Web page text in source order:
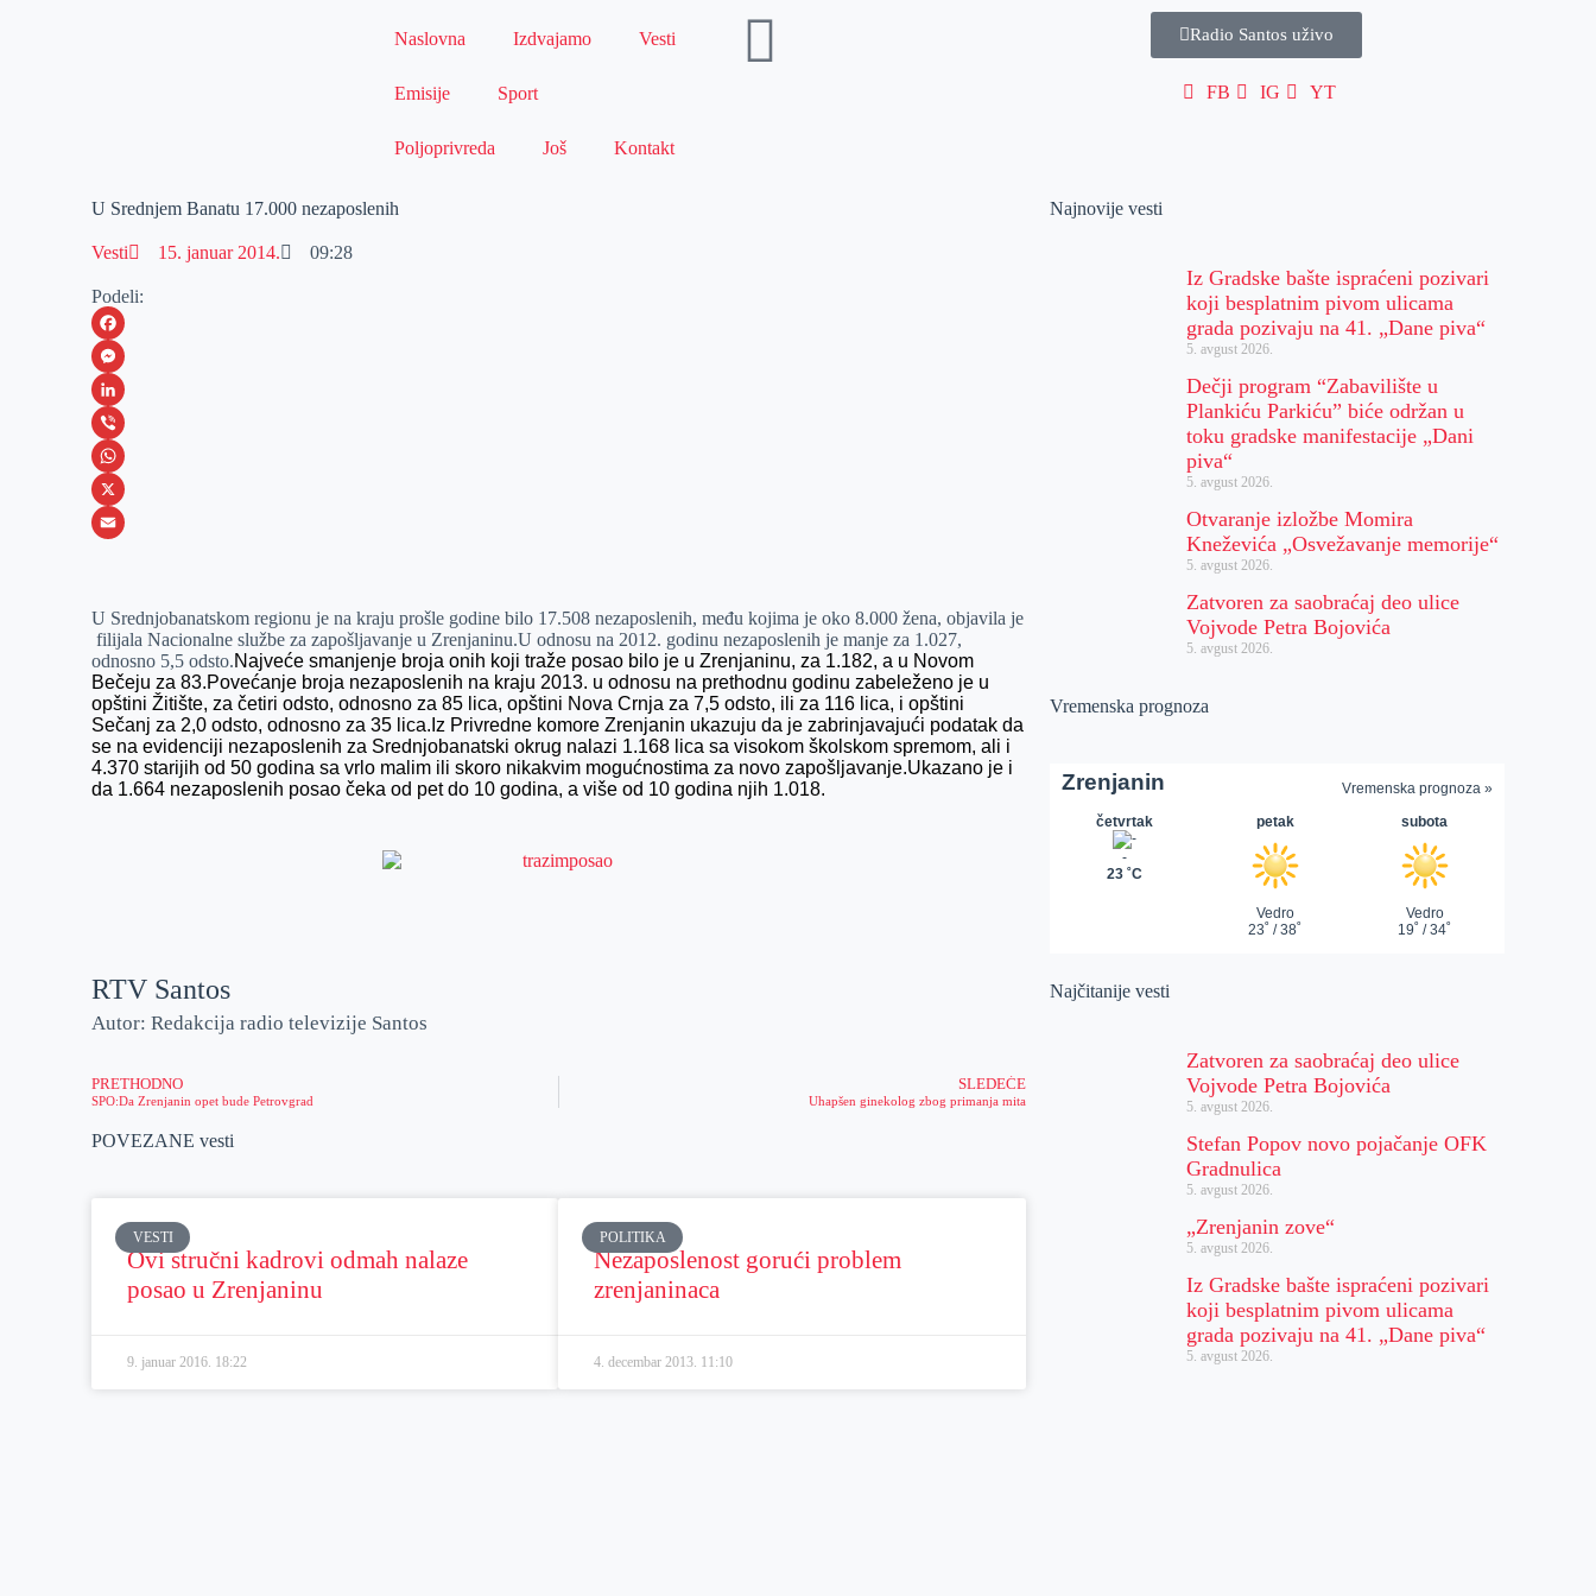
Naslovna Izdvajamo Vesti
Emisije Sport
Poljoprivreda Još Kontakt
Radio Santos uživo
FB IG YT
U Srednjem Banatu 17.000 nezaposlenih
Vesti 15. januar 2014. 09:28
Podeli:
F
a
c
e
b
o
M
e
s
s
e
e
r
L
i
n
k
I
n
V
i
b
W
h
s
A
p
p
X
a
i
l
U Srednjobanatskom regionu je na kraju prošle godine bilo 17.508 nezaposlenih, među kojima je oko 8.000 žena, objavila je
filijala Nacionalne službe za zapošljavanje u Zrenjaninu.U odnosu na 2012. godinu nezaposlenih je manje za 1.027,
odnosno 5,5 odsto.Najveće smanjenje broja onih koji traže posao bilo je u Zrenjaninu, za 1.182, a u Novom
Bečeju za 83.Povećanje broja nezaposlenih na kraju 2013. u odnosu na prethodnu godinu zabeleženo je u
opštini Žitište, za četiri odsto, odnosno za 85 lica, opštini Nova Crnja za 7,5 odsto, ili za 116 lica, i opštini
Sečanj za 2,0 odsto, odnosno za 35 lica. Iz Privredne komore Zrenjanin ukazuju da je zabrinjavajući podatak da
se na evidenciji nezaposlenih za Srednjobanatski okrug nalazi 1.168 lica sa visokom školskom spremom, ali i
4.370 starijih od 50 godinasa vrlo malim ili skoro nikakvim mogućnostima za novo zapošljavanje.Ukazano je i
da 1.664 nezaposlenih posao čeka od pet do 10 godina, a više od 10 godina njih 1.018.
RTV Santos
Autor: Redakcija radio televizije Santos
PRETHODNO
SPO:Da Zrenjanin opet bude Petrovgrad
SLEDEĆE
Uhapšen ginekolog zbog primanja mita
POVEZANE vesti
VESTI
Ovi stručni kadrovi odmah nalaze
posao u Zrenjaninu
9. januar 2016. 18:22
POLITIKA
Nezaposlenost gorući problem
zrenjaninaca
4. decembar 2013. 11:10
Najnovije vesti
Iz Gradske bašte ispraćeni pozivari
koji besplatnim pivom ulicama
grada pozivaju na 41. „Dane piva“
5. avgust 2026.
Dečji program “Zabavilište u
Plankiću Parkiću” biće održan u
toku gradske manifestacije „Dani
piva“
5. avgust 2026.
Otvaranje izložbe Momira
Kneževića „Osvežavanje memorije“
5. avgust 2026.
Zatvoren za saobraćaj deo ulice
Vojvode Petra Bojovića
5. avgust 2026.
Vremenska prognoza
Najčitanije vesti
Zatvoren za saobraćaj deo ulice
Vojvode Petra Bojovića
5. avgust 2026.
Stefan Popov novo pojačanje OFK
Gradnulica
5. avgust 2026.
„Zrenjanin zove“
5. avgust 2026.
Iz Gradske bašte ispraćeni pozivari
koji besplatnim pivom ulicama
grada pozivaju na 41. „Dane piva“
5. avgust 2026.